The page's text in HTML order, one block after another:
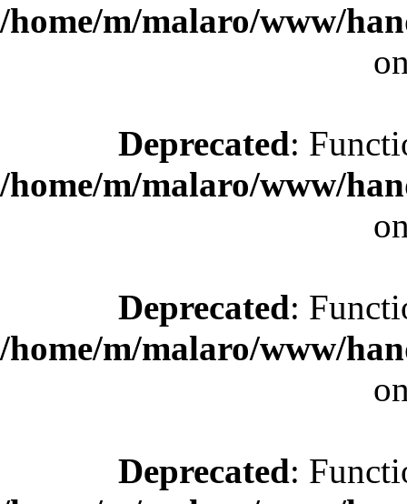
/home/m/malaro/www/
Deprecated:
/home/m/malaro/www/
Deprecated:
/home/m/malaro/www/
Deprecated: